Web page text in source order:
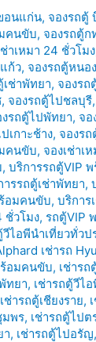
อนแก่น, จองรถตู้
คนขับ, จองรถตู้ก
าเหมา 24 ชั่วโมง
ก้ว, จองรถตู้หนอ
เช่าพัทยา, จองรถ
, จองรถตู้ไปชลบุรี,
รถตู้ไปพัทยา, จ
เกาะช้าง, จองรถ
คนขับ, จองเช่าเ
,บริการรถตู้VIP
ารรถตู้เช่าพัทยา,
อมคนขับ,บริการ
ชั่วโมง, รถตู้VIP
ไอพีนำเที่ยวทั่วป
เช่ารถ
ร้อมคนขับ, เช่ารถ
ทยา, เช่ารถตู้วีไอ
เช่ารถตู้เชียงราย,
มพร, เช่ารถตู้ไปต
า, เช่ารถตู้ไปอรัญ,